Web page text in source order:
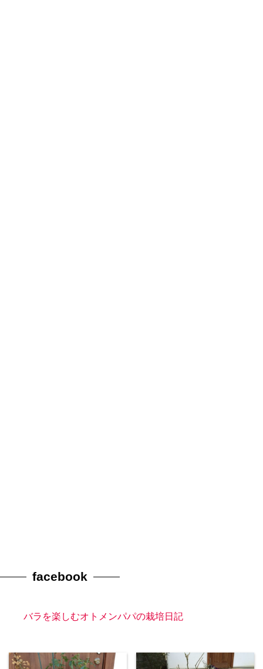
facebook
バラを楽しむオトメンパパの栽培日記